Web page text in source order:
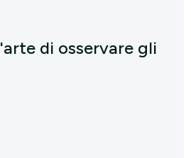
di osservare gli